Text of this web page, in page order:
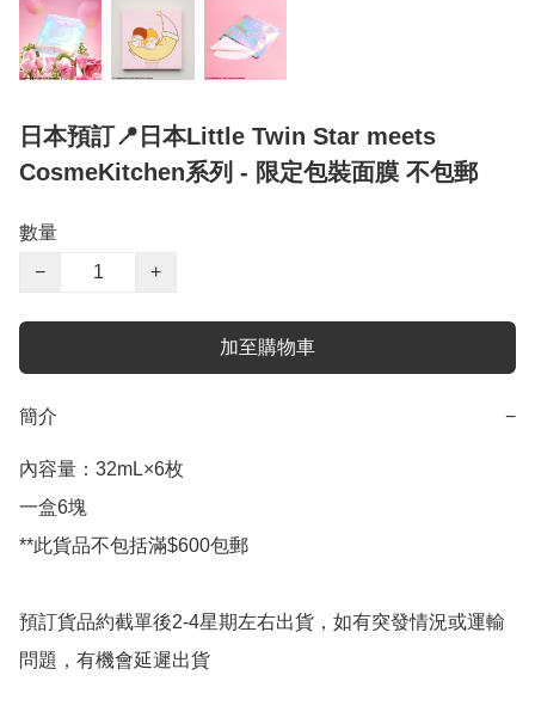
日本預訂📍日本Little Twin Star meets
CosmeKitchen系列 - 限定包裝面膜 不包郵
數量
−
+
加至購物車
簡介 −
內容量：32mL×6枚
一盒6塊
**此貨品不包括滿$600包郵
預訂貨品約截單後2-4星期左右出貨，如有突發情況或運輸
問題，有機會延遲出貨